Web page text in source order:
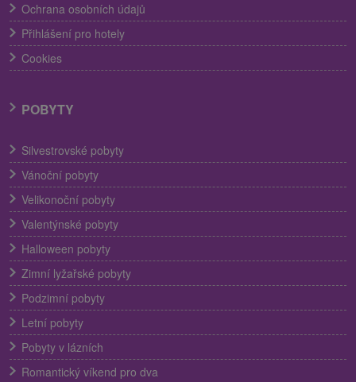
Ochrana osobních údajů
Přihlášení pro hotely
Cookies
POBYTY
Silvestrovské pobyty
Vánoční pobyty
Velikonoční pobyty
Valentýnské pobyty
Halloween pobyty
Zimní lyžařské pobyty
Podzimní pobyty
Letní pobyty
Pobyty v lázních
Romantický víkend pro dva